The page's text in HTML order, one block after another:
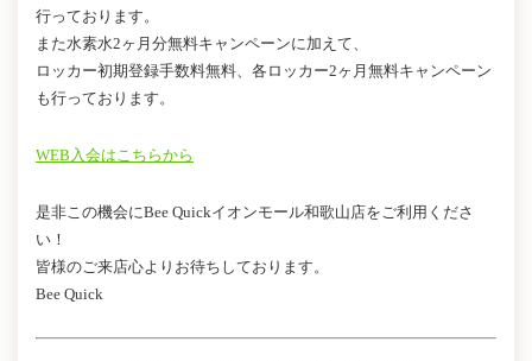
行っております。
また水素水2ヶ月分無料キャンペーンに加えて、
ロッカー初期登録手数料無料、各ロッカー2ヶ月無料キャンペーン
も行っております。
WEB入会はこちらから
是非この機会にBee Quickイオンモール和歌山店をご利用くださ
い！
皆様のご来店心よりお待ちしております。
Bee Quick